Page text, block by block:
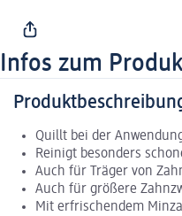
Infos zum
Quillt bei der
Reinigt besonders
Auch für Träger von
Auch für größere
Mit erfrischendem